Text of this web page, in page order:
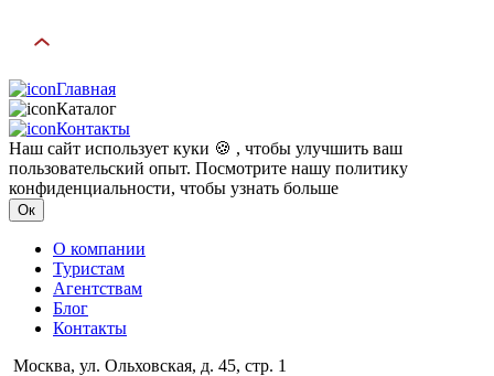
Главная
Каталог
Контакты
Наш сайт использует куки 🍪 , чтобы улучшить ваш
пользовательский опыт. Посмотрите нашу политику
конфиденциальности, чтобы узнать больше
Ок
О компании
Туристам
Агентствам
Блог
Контакты
Москва, ул. Ольховская, д. 45, стр. 1